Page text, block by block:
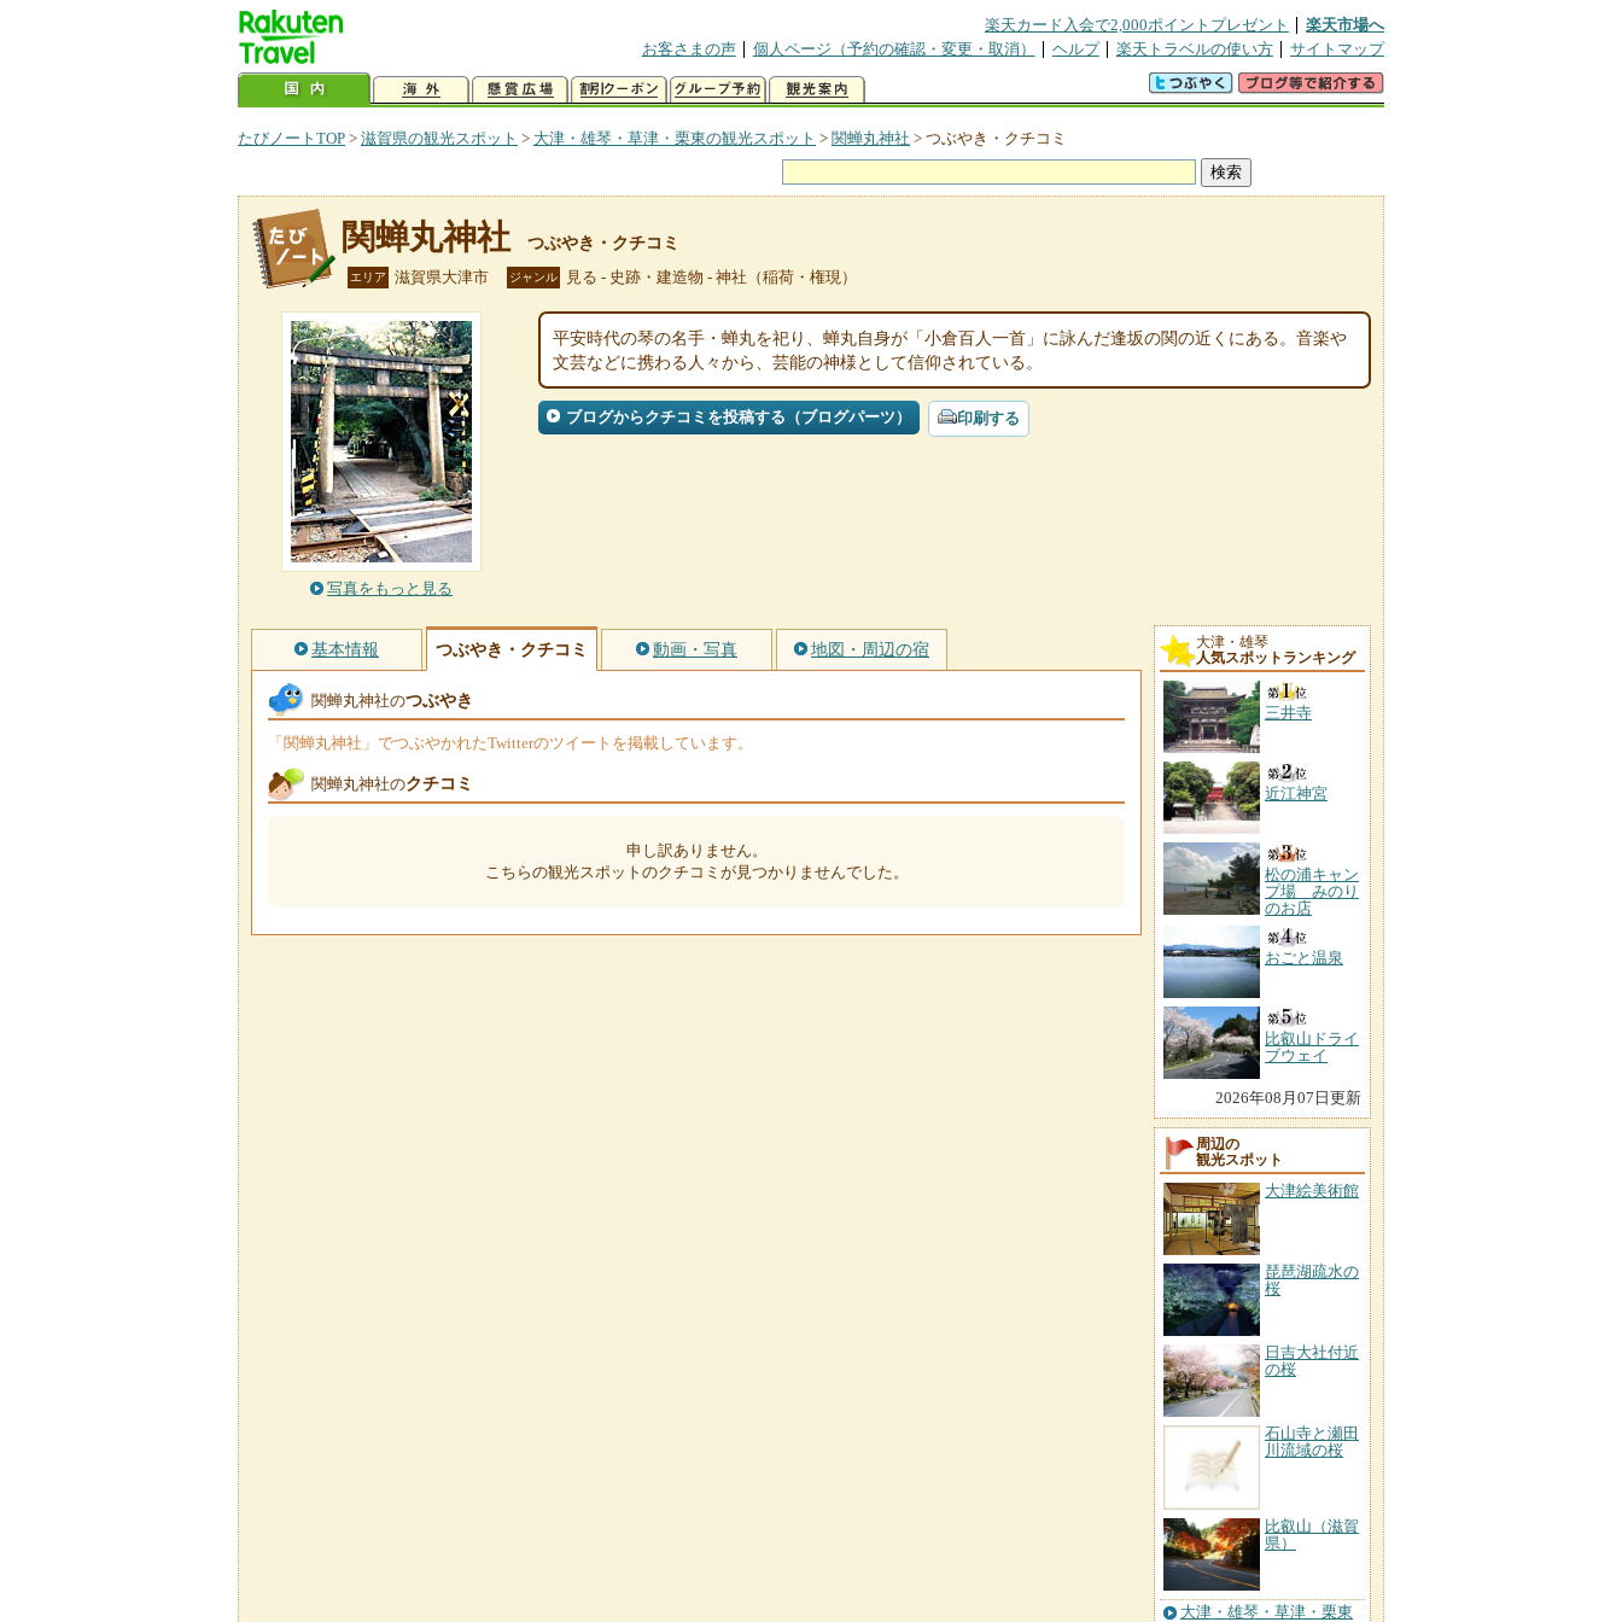
楽天カード入会で2,000ポイントプレゼント
楽天市場へ
お客さまの声
個人ページ（予約の確認・変更・取消） ヘルプ 楽天トラベルの使い方 サイトマップ
たびノートTOP > 滋賀県の観光スポット > 大津・雄琴・草津・栗東の観光スポット > 関蝉丸神社 > つぶやき・クチコミ
関蝉丸神社 つぶやき・クチコミ
エリア 滋賀県大津市 ジャンル 見る - 史跡・建造物 - 神社（稲荷・権現）
写真をもっと見る
平安時代の琴の名手・蝉丸を祀り、蝉丸自身が「小倉百人一首」に詠んだ逢坂の関の近くにある。音楽や
文芸などに携わる人々から、芸能の神様として信仰されている。
ブログからクチコミを投稿する（ブログパーツ） 印刷する
基本情報 つぶやき・クチコミ 動画・写真 地図・周辺の宿
関蝉丸神社のつぶやき
「関蝉丸神社」でつぶやかれたTwitterのツイートを掲載しています。
関蝉丸神社のクチコミ
申し訳ありません。
こちらの観光スポットのクチコミが見つかりませんでした。
大津・雄琴
人気スポットランキング
三井寺
近江神宮
松の浦キャン
プ場 みのり
のお店
おごと温泉
比叡山ドライ
ブウェイ
2026年08月07日更新
周辺の
観光スポット
大津絵美術館
琵琶湖疏水の
桜
日吉大社付近
の桜
石山寺と瀬田
川流域の桜
比叡山（滋賀
県）
大津・雄琴・草津・栗東